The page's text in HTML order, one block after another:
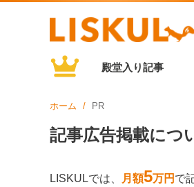
殿堂入り記事
ホーム PR
記事広告掲載につ
LISKULでは、 月額5万円 で